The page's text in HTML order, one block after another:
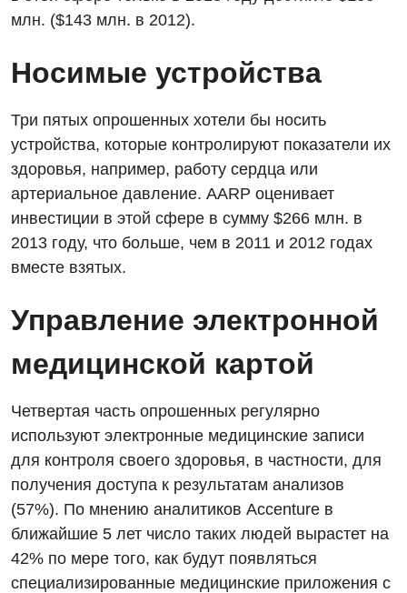
Мероприятия БПР
Интернатура
Бесплатные операции
Энциклопедия
Программа лояльности
Диагностика
Ангиографические исследования
Диагностическое отделение
Компьютерная томография
Магнитно-резонансная томография
Гинекологическое отделение
Диагностическое отделение
Дневной стационар
Онкологическое отделение
млн. ($143 млн. в 2012).
Носимые устройства
Три пятых опрошенных хотели бы носить
устройства, которые контролируют показатели их
здоровья, например, работу сердца или
артериальное давление. AARP оценивает
инвестиции в этой сфере в сумму $266 млн. в
2013 году, что больше, чем в 2011 и 2012 годах
вместе взятых.
Управление электронной
медицинской картой
Четвертая часть опрошенных регулярно
используют электронные медицинские записи
для контроля своего здоровья, в частности, для
получения доступа к результатам анализов
(57%). По мнению аналитиков Accenture в
ближайшие 5 лет число таких людей вырастет на
42% по мере того, как будут появляться
специализированные медицинские приложения с